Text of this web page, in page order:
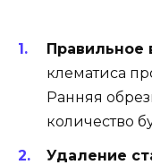
Правильное
клематиса
Ранняя
количество
Удаление